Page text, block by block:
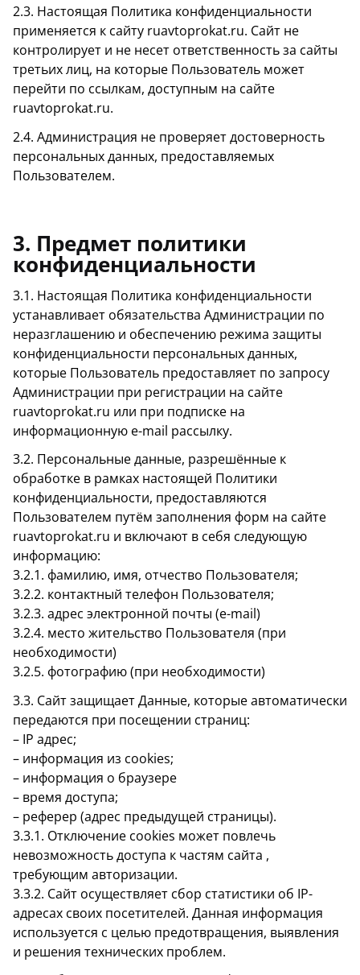
2.3. Настоящая Политика конфиденциальности
применяется к сайту ruavtoprokat.ru. Сайт не
контролирует и не несет ответственность за сайты
третьих лиц, на которые Пользователь может
перейти по ссылкам, доступным на сайте
ruavtoprokat.ru.
2.4. Администрация не проверяет достоверность
персональных данных, предоставляемых
Пользователем.
3. Предмет политики
конфиденциальности
3.1. Настоящая Политика конфиденциальности
устанавливает обязательства Администрации по
неразглашению и обеспечению режима защиты
конфиденциальности персональных данных,
которые Пользователь предоставляет по запросу
Администрации при регистрации на сайте
ruavtoprokat.ru или при подписке на
информационную e-mail рассылку.
3.2. Персональные данные, разрешённые к
обработке в рамках настоящей Политики
конфиденциальности, предоставляются
Пользователем путём заполнения форм на сайте
ruavtoprokat.ru и включают в себя следующую
информацию:
3.2.1. фамилию, имя, отчество Пользователя;
3.2.2. контактный телефон Пользователя;
3.2.3. адрес электронной почты (e-mail)
3.2.4. место жительство Пользователя (при
необходимости)
3.2.5. фотографию (при необходимости)
3.3. Сайт защищает Данные, которые автоматически
передаются при посещении страниц:
– IP адрес;
– информация из cookies;
– информация о браузере
– время доступа;
– реферер (адрес предыдущей страницы).
3.3.1. Отключение cookies может повлечь
невозможность доступа к частям сайта ,
требующим авторизации.
3.3.2. Сайт осуществляет сбор статистики об IP-
адресах своих посетителей. Данная информация
используется с целью предотвращения, выявления
и решения технических проблем.